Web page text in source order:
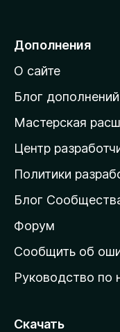
е
й
т
и
а
д
о
а
ш
н
ю
т
Дополнения
О сайте
Блог
Мастерская
Центр
Политики
Блог
Форум
Сообщить об
Руководство по
Скачать